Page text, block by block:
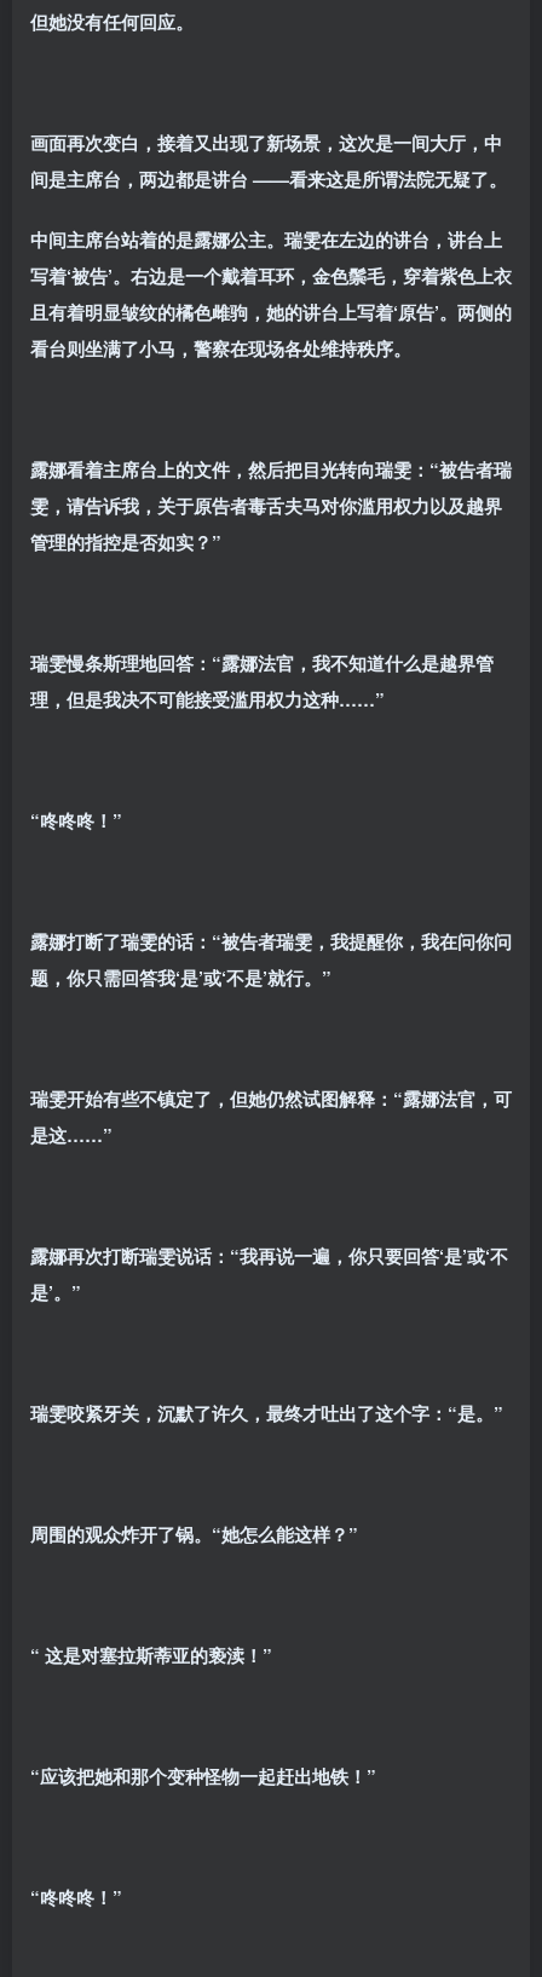
但她没有任何回应。
画面再次变白，接着又出现了新场景，这次是一间大厅，中
间是主席台，两边都是讲台 ——看来这是所谓法院无疑了。
中间主席台站着的是露娜公主。瑞雯在左边的讲台，讲台上
写着‘被告’。右边是一个戴着耳环，金色鬃毛，穿着紫色上衣
且有着明显皱纹的橘色雌驹，她的讲台上写着‘原告’。两侧的
看台则坐满了小马，警察在现场各处维持秩序。
露娜看着主席台上的文件，然后把目光转向瑞雯：“被告者瑞
雯，请告诉我，关于原告者毒舌夫马对你滥用权力以及越界
管理的指控是否如实？”
瑞雯慢条斯理地回答：“露娜法官，我不知道什么是越界管
理，但是我决不可能接受滥用权力这种……”
“咚咚咚！”
露娜打断了瑞雯的话：“被告者瑞雯，我提醒你，我在问你问
题，你只需回答我‘是’或‘不是’就行。”
瑞雯开始有些不镇定了，但她仍然试图解释：“露娜法官，可
是这……”
露娜再次打断瑞雯说话：“我再说一遍，你只要回答‘是’或‘不
是’。”
瑞雯咬紧牙关，沉默了许久，最终才吐出了这个字：“是。”
周围的观众炸开了锅。“她怎么能这样？”
“ 这是对塞拉斯蒂亚的亵渎！”
“应该把她和那个变种怪物一起赶出地铁！”
“咚咚咚！”